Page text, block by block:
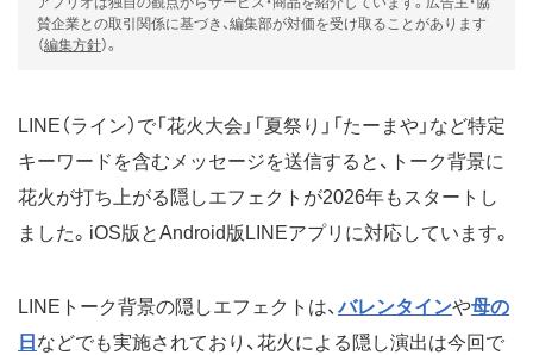
賛企業との取引関係に基づき、編集部が対価を受け取ることがあります
（編集方針）。
LINE（ライン）で「花火大会」「夏祭り」「たーまや」など特定
キーワードを含むメッセージを送信すると、トーク背景に
花火が打ち上がる隠しエフェクトが2026年もスタートし
ました。iOS版とAndroid版LINEアプリに対応しています。
LINEトーク背景の隠しエフェクトは、バレンタインや母の
日 などでも実施されており、花火による隠し演出は今回で